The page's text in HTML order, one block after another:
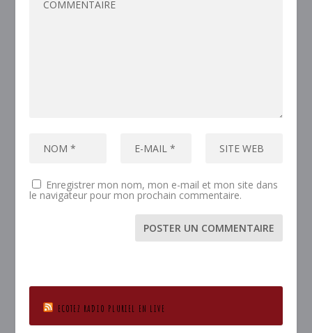
Enregistrer mon nom, mon e-mail et mon site dans
le navigateur pour mon prochain commentaire.
ECOTEZ RADIO PLURIEL EN LIVE